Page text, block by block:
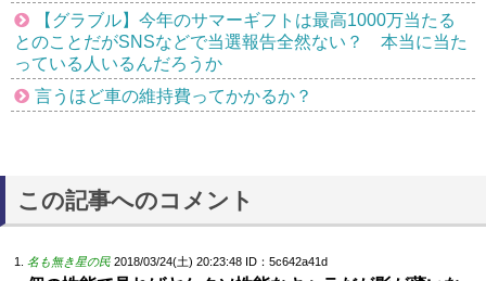
【グラブル】今年のサマーギフトは最高1000万当たる
とのことだがSNSなどで当選報告全然ない？ 本当に当た
っている人いるんだろうか
言うほど車の維持費ってかかるか？
この記事へのコメント
名も無き星の民 2018/03/24(土) 20:23:48 ID：5c642a41d